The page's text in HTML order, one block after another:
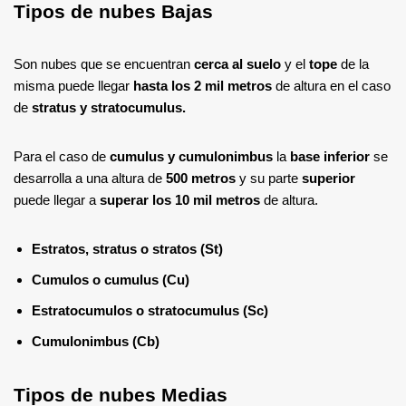
Tipos de nubes Bajas
Son nubes que se encuentran cerca al suelo y el tope de la
misma puede llegar hasta los 2 mil metros de altura en el caso
de stratus y stratocumulus.
Para el caso de cumulus y cumulonimbus la base inferior se
desarrolla a una altura de 500 metros y su parte superior
puede llegar a superar los 10 mil metros de altura.
Estratos, stratus o stratos (St)
Cumulos o cumulus (Cu)
Estratocumulos o stratocumulus (Sc)
Cumulonimbus (Cb)
Tipos de nubes Medias